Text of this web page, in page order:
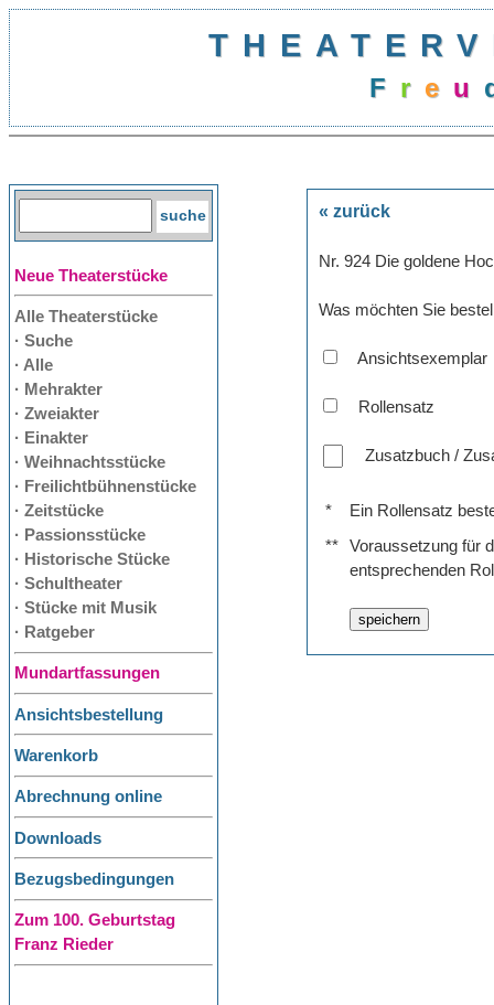
Freu
Neue Theaterstücke
Alle Theaterstücke
· Suche
· Alle
· Mehrakter
· Zweiakter
· Einakter
· Weihnachtsstücke
· Freilichtbühnenstücke
· Zeitstücke
· Passionsstücke
· Historische Stücke
· Schultheater
· Stücke mit Musik
· Ratgeber
Mundartfassungen
Ansichtsbestellung
Warenkorb
Abrechnung online
Downloads
Bezugsbedingungen
Zum 100. Geburtstag
Franz Rieder
« zurück
Nr. 924 Die goldene
Was möchten Sie
Ansichtsexemplar
Rollensatz
Zusatzbuch /
*
Ein Rollensatz
**
Voraussetzung für
entsprechenden